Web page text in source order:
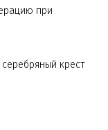
при
крест